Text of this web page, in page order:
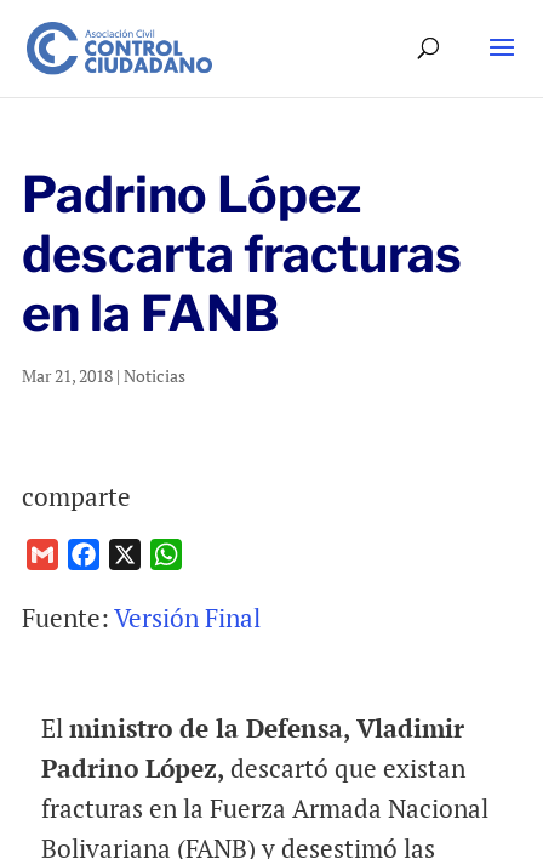
Padrino López
descarta fracturas
en la FANB
Mar 21, 2018| Noticias
comparte
a
c
o
k
a
A
p
p
Fuente:Versión Final
Elministro de la Defensa, Vladimir
Padrino López, descartó que existan
fracturas en la Fuerza Armada Nacional
Bolivariana (FANB) y desestimó las